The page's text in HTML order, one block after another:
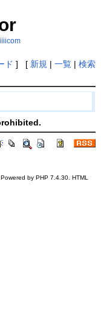
ド ] [ 新規 | 一覧| 検索
by PHP 7.4.30. HTML